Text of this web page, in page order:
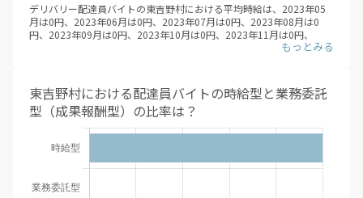
デリバリー配達員バイトの東吉野村における平均時給は、2023年05
月は0円、2023年06月は0円、2023年07月は0円、2023年08月は0
円、2023年09月は0円、2023年10月は0円、2023年11月は0円、
2023年12月は0円、2024年01月は0円、2024年02月は0円、2024年
2024年10月は0円、2024年11月は0円、2024年12月は1,200円、
2025年01月は1,200円、2025年02月は1,200円、2025年03月は
1,200円、2025年04月は1,200円、2025年05月は1,200円、2025年
06月は1,200円、2025年07月は1,200円、2025年08月は1,200円、
2025年09月は1,200円、2025年10月は1,200円、2025年11月は
1,200円、2025年12月は1,200円、2026年01月は1,200円、2026年
02月は1,200円、2026年03月は1,200円、2026年04月は1,200円、
1,200円、2026年08月は1,200円と推移しています。（※デリバリー
東吉野村における配達員バイトの時給型と業務委託
型（成果報酬型）の比率は？